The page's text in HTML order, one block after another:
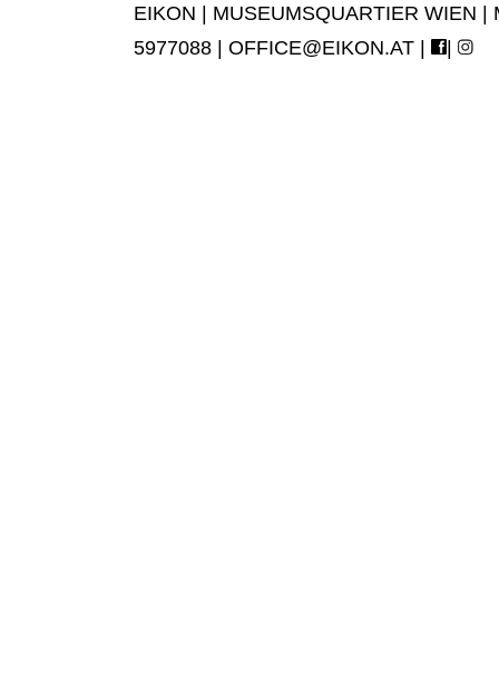
EIKON | MUSEUMSQUARTIER WIEN
5977088 | OFFICE@EIKON.AT | |